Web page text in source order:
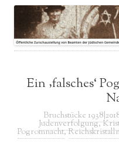
Ein ‚falsches‘
Bruchstücke
Judenverfolgung,
Pogromnacht,